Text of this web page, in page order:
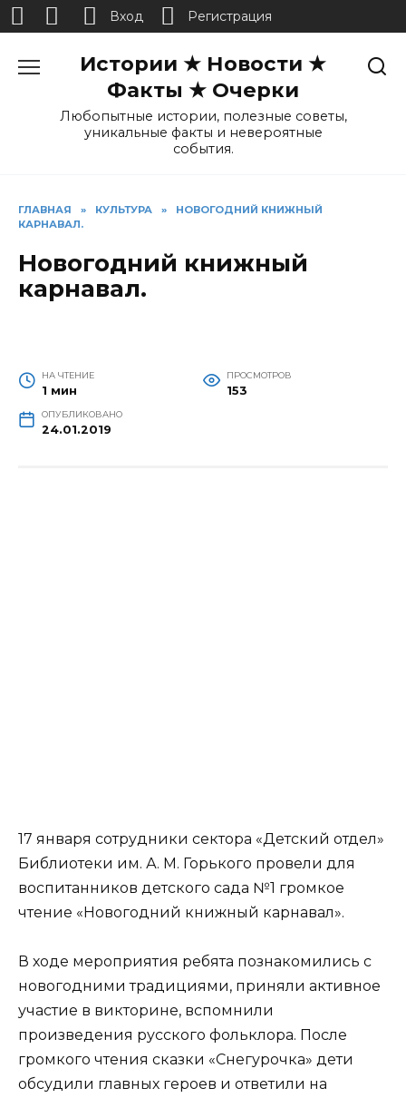
Истории ★ Новости ★
Факты ★ Очерки
Любопытные истории, полезные советы,
уникальные факты и невероятные
события.
ГЛАВНАЯ » КУЛЬТУРА »
НОВОГОДНИЙ КНИЖНЫЙ
КАРНАВАЛ.
Новогодний книжный
карнавал.
НА ЧТЕНИЕ
1 мин
ПРОСМОТРОВ
153
ОПУБЛИКОВАНО
24.01.2019
17 января сотрудники сектора «Детский отдел»
Библиотеки им. А. М. Горького провели для
воспитанников детского сада №1 громкое
чтение «Новогодний книжный карнавал».
В ходе мероприятия ребята познакомились с
новогодними традициями, приняли активное
участие в викторине, вспомнили
произведения русского фольклора. После
громкого чтения сказки «Снегурочка» дети
обсудили главных героев и ответили на
Вход Регистрация